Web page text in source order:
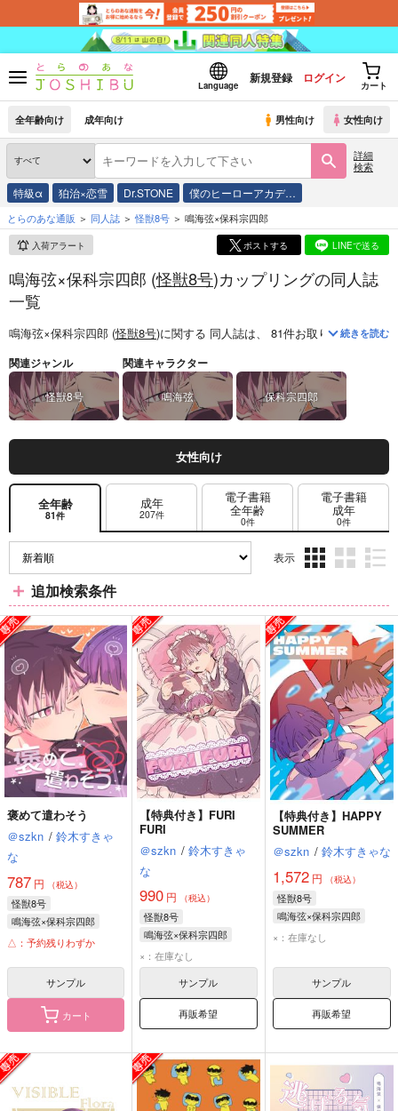
Language
新規登録 ログイン
カート
全年齢向け 成年向け 男性向け 女性向け
詳細
検索
特級α 狛治×恋雪 Dr.STONE 僕のヒーローアカデ…
とらのあな通販 同人誌 怪獣8号 鳴海弦×保科宗四郎
入荷アラート ポストする LINEで送る
鳴海弦×保科宗四郎 (怪獣8号)カップリングの同人誌
一覧
鳴海弦×保科宗四郎 (怪獣8号)に関する 同人誌は、 81件お取り扱いがござ
続きを読む
関連ジャンル
怪獣8号
関連キャラクター
鳴海弦 保科宗四郎
女性向け
全年齢
81件
成年
207件
電子書籍
全年齢
0件
電子書籍
成年
0件
表示
ム
表
示
ム
表
示
ム
表
示
追加検索条件
褒めて遣わそう
＠szkn / 鈴木すきゃ
な
787 円 （税込）
怪獣8号
鳴海弦×保科宗四郎
鳴海弦
保科宗四郎
△：予約残りわずか
サンプル
カート
【特典付き】FURI
FURI
＠szkn / 鈴木すきゃ
な
990 円 （税込）
怪獣8号
鳴海弦×保科宗四郎
鳴海弦
保科宗四郎
×：在庫なし
サンプル
再販希望
【特典付き】HAPPY
SUMMER
＠szkn / 鈴木すきゃな
1,572円 （税込）
怪獣8号
鳴海弦×保科宗四郎
鳴海弦
保科宗四郎
×：在庫なし
サンプル
再販希望